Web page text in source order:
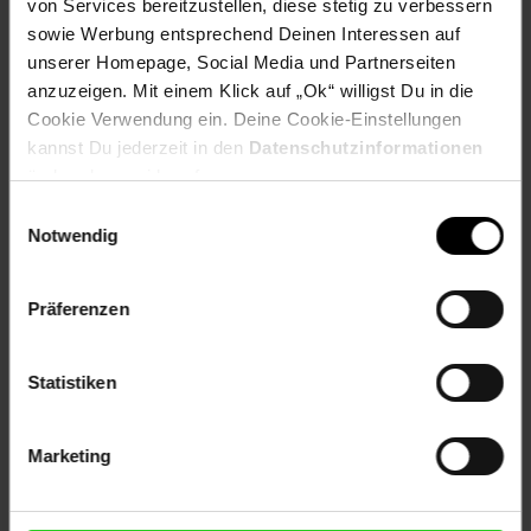
von Services bereitzustellen, diese stetig zu verbessern
sowie Werbung entsprechend Deinen Interessen auf
unserer Homepage, Social Media und Partnerseiten
anzuzeigen. Mit einem Klick auf „Ok“ willigst Du in die
Cookie Verwendung ein. Deine Cookie-Einstellungen
kannst Du jederzeit in den Datenschutzinformationen
ändern bzw. widerrufen.
Notwendig
Präferenzen
Statistiken
Marketing
Versandinformationen
Herstellerinformationen
Rezeptwelt NettoKOM Karriere